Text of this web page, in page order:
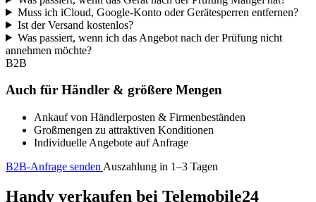
Muss ich iCloud, Google-Konto oder Gerätesperren entfernen?
Ist der Versand kostenlos?
Was passiert, wenn ich das Angebot nach der Prüfung nicht
annehmen möchte?
B2B
Auch für Händler & größere Mengen
Ankauf von Händlerposten & Firmenbeständen
Großmengen zu attraktiven Konditionen
Individuelle Angebote auf Anfrage
B2B-Anfrage senden Auszahlung in 1–3 Tagen
Handy verkaufen bei Telemobile24